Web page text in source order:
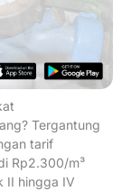
Tergantung
tarif
Rp2.300/m³
II hingga IV